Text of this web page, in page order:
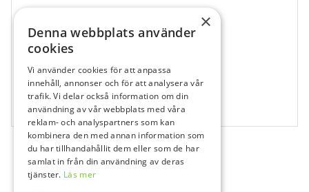
158870
Salivrör F. Hygosurge XL Vit, 165 x ø11 mm
25 st
×
Denna webbplats använder
cookies
Vi använder cookies för att anpassa
innehåll, annonser och för att analysera vår
trafik. Vi delar också information om din
användning av vår webbplats med våra
reklam- och analyspartners som kan
kombinera den med annan information som
du har tillhandahållit dem eller som de har
samlat in från din användning av deras
tjänster. Läs mer